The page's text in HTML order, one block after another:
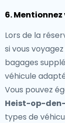
6.
Lors de la
si vous
bagages
véhicule
Vous pouvez
Heist-op-
types de